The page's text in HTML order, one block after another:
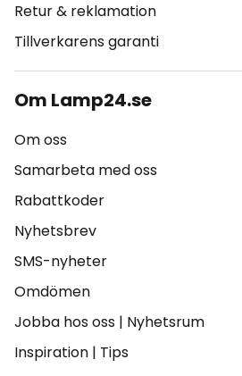
Retur & reklamation
Tillverkarens garanti
Om Lamp24.se
Om oss
Samarbeta med oss
Rabattkoder
Nyhetsbrev
SMS-nyheter
Omdömen
Jobba hos oss | Nyhetsrum
Inspiration | Tips